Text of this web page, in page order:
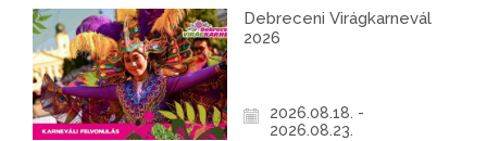
Debreceni Virágkarnevál
2026
2026.08.18. -
2026.08.23.